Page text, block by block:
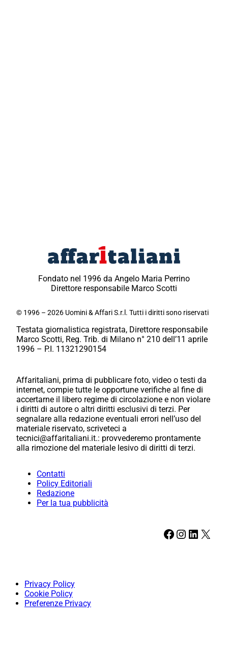
Fondato nel 1996 da Angelo Maria Perrino
Direttore responsabile Marco Scotti
© 1996 – 2026 Uomini & Affari S.r.l. Tutti i diritti sono riservati
Testata giornalistica registrata, Direttore responsabile
Marco Scotti, Reg. Trib. di Milano n° 210 dell’11 aprile
1996 – P.I. 11321290154
Affaritaliani, prima di pubblicare foto, video o testi da
internet, compie tutte le opportune verifiche al fine di
accertarne il libero regime di circolazione e non violare
i diritti di autore o altri diritti esclusivi di terzi. Per
segnalare alla redazione eventuali errori nell’uso del
materiale riservato, scriveteci a
tecnici@affaritaliani.it.: provvederemo prontamente
alla rimozione del materiale lesivo di diritti di terzi.
Contatti
Policy Editoriali
Redazione
Per la tua pubblicità
Facebook Instagram LinkedIn X
Privacy Policy
Cookie Policy
Preferenze Privacy